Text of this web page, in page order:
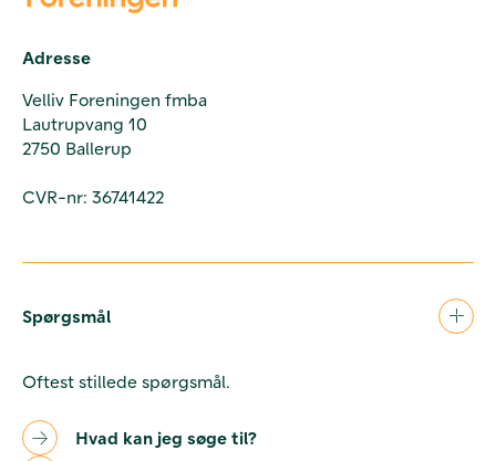
Adresse
Velliv Foreningen fmba
Lautrupvang 10
2750 Ballerup
CVR-nr: 36741422
Spørgsmål
Oftest stillede spørgsmål.
Hvad kan jeg søge til?